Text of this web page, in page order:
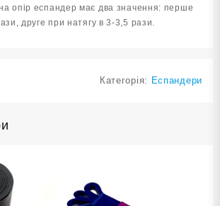
опір еспандер має два значення: перше
друге при натягу в 3-3,5 рази.
Категорія: Еспандери